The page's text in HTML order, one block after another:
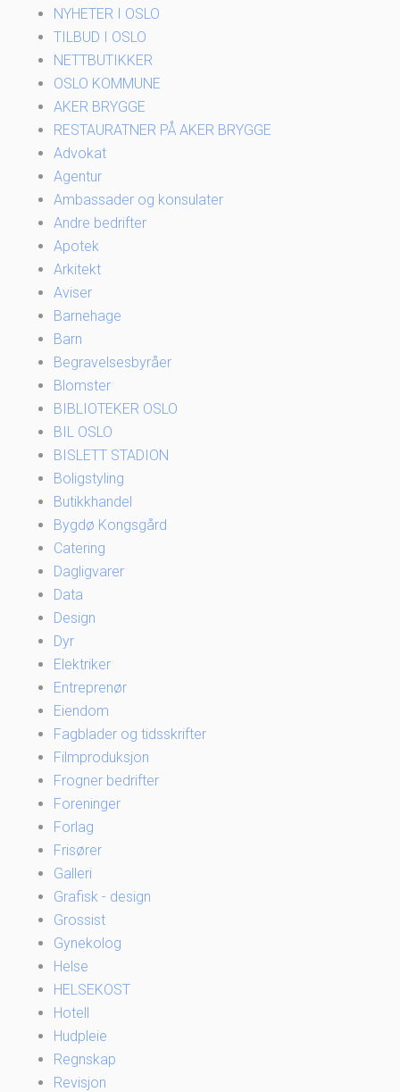
NYHETER I OSLO
TILBUD I OSLO
NETTBUTIKKER
OSLO KOMMUNE
AKER BRYGGE
RESTAURATNER PÅ AKER BRYGGE
Advokat
Agentur
Ambassader og konsulater
Andre bedrifter
Apotek
Arkitekt
Aviser
Barnehage
Barn
Begravelsesbyråer
Blomster
BIBLIOTEKER OSLO
BIL OSLO
BISLETT STADION
Boligstyling
Butikkhandel
Bygdø Kongsgård
Catering
Dagligvarer
Data
Design
Dyr
Elektriker
Entreprenør
Eiendom
Fagblader og tidsskrifter
Filmproduksjon
Frogner bedrifter
Foreninger
Forlag
Frisører
Galleri
Grafisk - design
Grossist
Gynekolog
Helse
HELSEKOST
Hotell
Hudpleie
Regnskap
Revisjon